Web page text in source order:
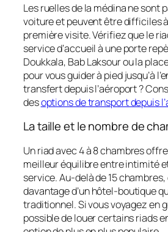
Les ruelles de la médina ne sont
voiture et peuvent être difficiles
première visite. Vérifiez que le
service d’accueil à une porte
Doukkala, Bab Laksour ou la
pour vous guider à pied jusqu’à
transfert depuis l’aéroport ?
desoptions de transport depuis
La taille et le nombre de
Un riad avec 4 à 8 chambres
meilleur équilibre entre intimité
service. Au-delà de 15
davantage d’un hôtel-boutique
traditionnel. Si vous voyagez en
possible de louer certains riads